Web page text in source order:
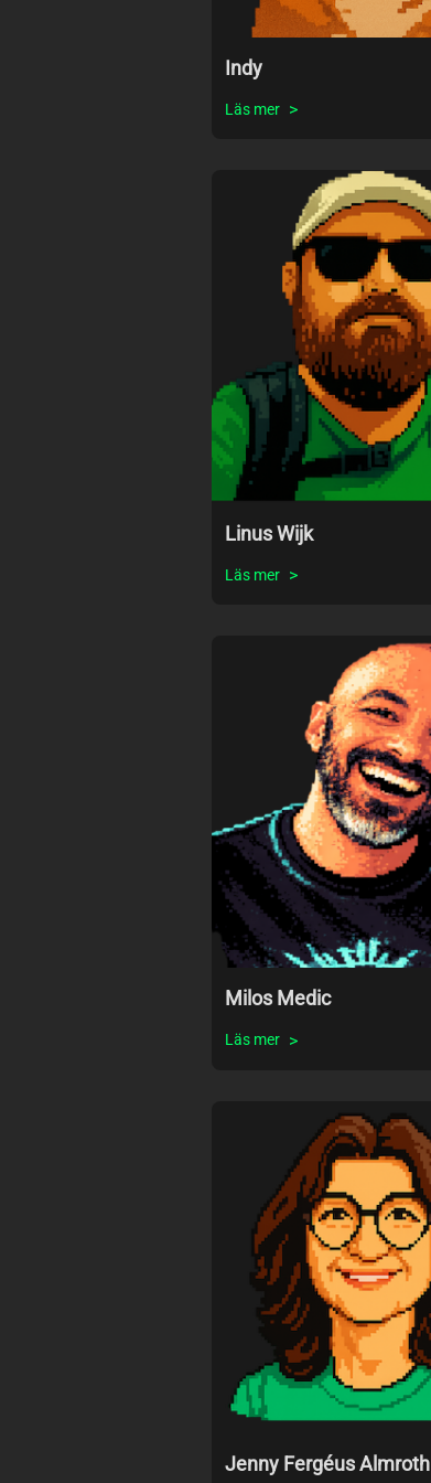
Indy
Läs mer
Linus Wijk
Läs mer
Milos Medic
Läs mer
Jenny Fergéus Almroth